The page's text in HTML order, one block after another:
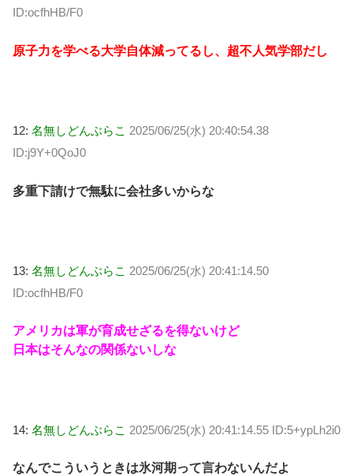
ID:ocfhHB/F0
原子力を学べる大学自体減ってるし、超不人気学部だし
12: 名無しどんぶらこ 2025/06/25(水) 20:40:54.38
ID:j9Y+0QoJ0
多重下請けで無駄に会社多いからな
13: 名無しどんぶらこ 2025/06/25(水) 20:41:14.50
ID:ocfhHB/F0
アメリカは軍が育成せざるを得ないけど
日本はそんなの関係ないしな
14: 名無しどんぶらこ 2025/06/25(水) 20:41:14.55 ID:5+ypLh2i0
なんでこういうときは氷河期って言わないんだよ